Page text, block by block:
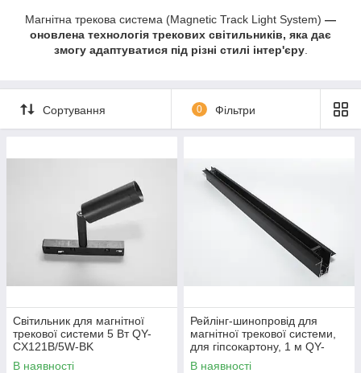
Магнітна трекова система (Magnetic Track Light System) —
оновлена технологія трекових світильників, яка дає
змогу адаптуватися під різні стилі інтер'єру.
Сортування 0 Фільтри
Світильник для магнітної
трекової системи 5 Вт QY-
CX121B/5W-BK
В наявності
Рейлінг-шинопровід для
магнітної трекової системи,
для гіпсокартону, 1 м QY-
CX103B-35-1M-BK
В наявності